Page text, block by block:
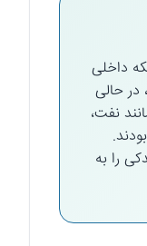
داخلی
در حالی
نفت،
را به